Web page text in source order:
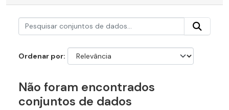
Ordenar por
Não foram encontrados
conjuntos de dados